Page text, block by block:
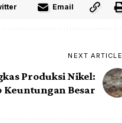
Email
NEXT ARTICLE
Produksi Nikel:
Keuntungan Besar